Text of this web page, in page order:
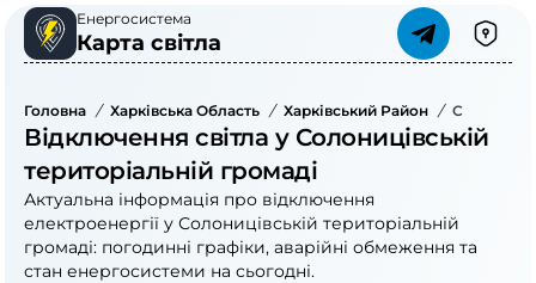
Енергосистема
Карта світла
Головна / Харківська Область / Харківський Район /
Відключення світла у Солоницівській
територіальній громаді
Актуальна інформація про відключення
електроенергії у Солоницівській територіальній
громаді: погодинні графіки, аварійні обмеження та
стан енергосистеми на сьогодні.